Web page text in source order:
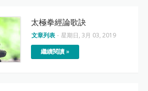
太極拳經論歌訣
文章列表 - 星期日, 3月 03, 2019
繼續閱讀 »